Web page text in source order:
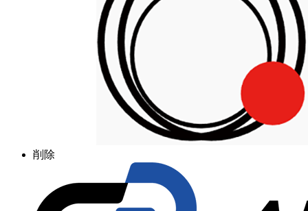
削除